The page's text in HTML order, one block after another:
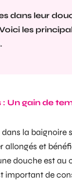
dans leur
les
Un gain de
la baignoire
allongés et
douche est au
important de